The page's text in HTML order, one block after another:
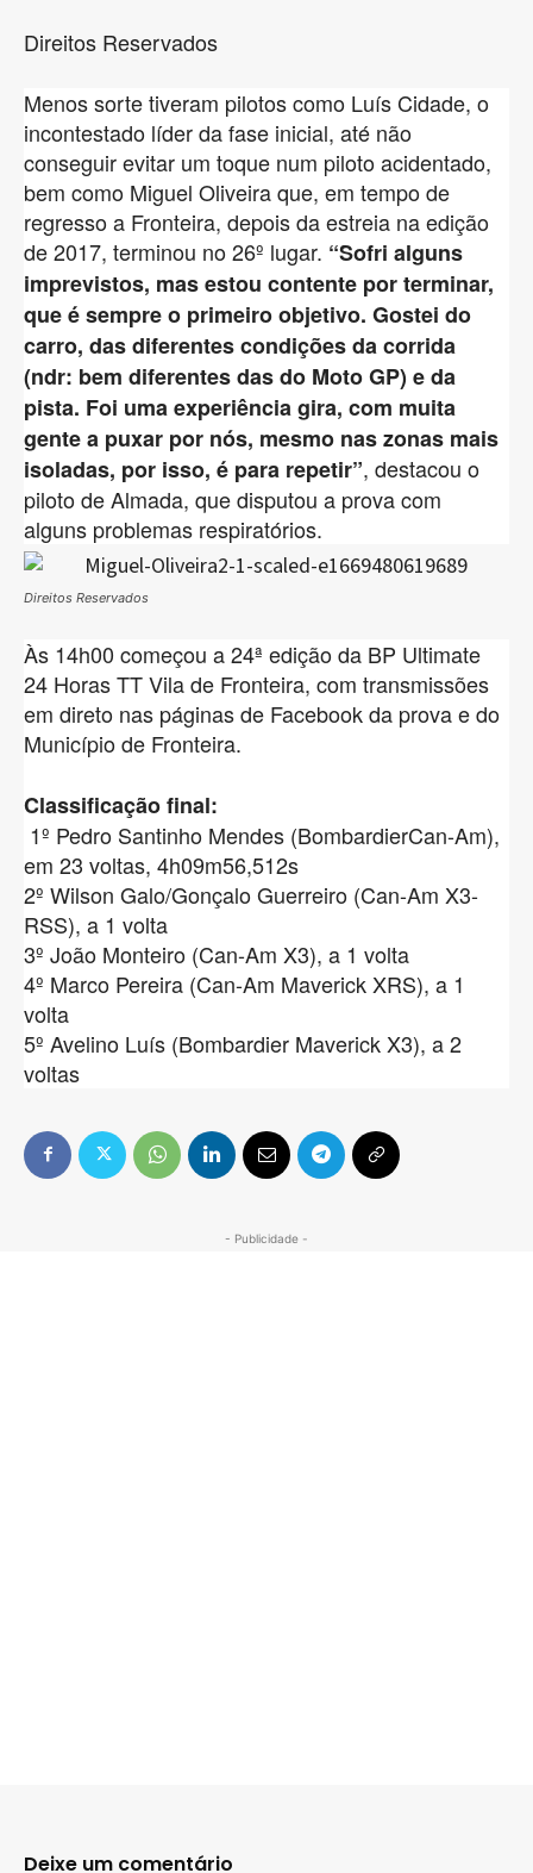
Direitos Reservados
Menos sorte tiveram pilotos como Luís Cidade, o
incontestado líder da fase inicial, até não
conseguir evitar um toque num piloto acidentado,
bem como Miguel Oliveira que, em tempo de
regresso a Fronteira, depois da estreia na edição
de 2017, terminou no 26º lugar. “Sofri alguns
imprevistos, mas estou contente por terminar,
que é sempre o primeiro objetivo. Gostei do
carro, das diferentes condições da corrida
(ndr: bem diferentes das do Moto GP) e da
pista. Foi uma experiência gira, com muita
gente a puxar por nós, mesmo nas zonas mais
isoladas, por isso, é para repetir”, destacou o
piloto de Almada, que disputou a prova com
alguns problemas respiratórios.
Direitos Reservados
Às 14h00 começou a 24ª edição da BP Ultimate
24 Horas TT Vila de Fronteira, com transmissões
em direto nas páginas de Facebook da prova e do
Município de Fronteira.
Classificação final:
1º Pedro Santinho Mendes (BombardierCan-Am),
em 23 voltas, 4h09m56,512s
2º Wilson Galo/Gonçalo Guerreiro (Can-Am X3-
RSS), a 1 volta
3º João Monteiro (Can-Am X3), a 1 volta
4º Marco Pereira (Can-Am Maverick XRS), a 1
volta
5º Avelino Luís (Bombardier Maverick X3), a 2
voltas
- Publicidade -
Deixe um comentário